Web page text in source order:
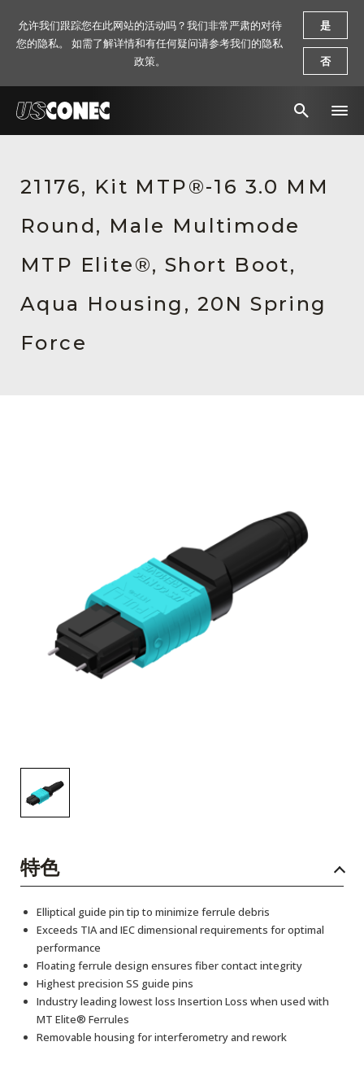
解决方案
产品
资源
关于我们
21176, Kit MTP®-16 3.0 MM
Round, Male Multimode
MTP Elite®, Short Boot,
Aqua Housing, 20N Spring
Force
特色
Elliptical guide pin tip to minimize ferrule debris
Exceeds TIA and IEC dimensional requirements for optimal
performance
Floating ferrule design ensures fiber contact integrity
Highest precision SS guide pins
Industry leading lowest loss Insertion Loss when used with
MT Elite® Ferrules
Removable housing for interferometry and rework
允许我们跟踪您在此网站的活动吗？我们非常严肃的对待
您的隐私。 如需了解详情和有任何疑问请参考我们的隐私
政策。
是
否